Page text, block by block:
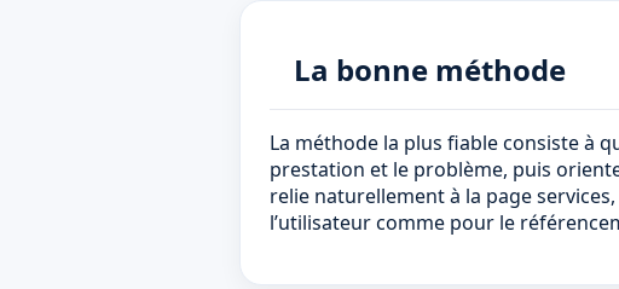
La bonne méthode
La méthode la plus fiable consiste à
prestation et le problème, puis
relie naturellement à la page
l’utilisateur comme pour le